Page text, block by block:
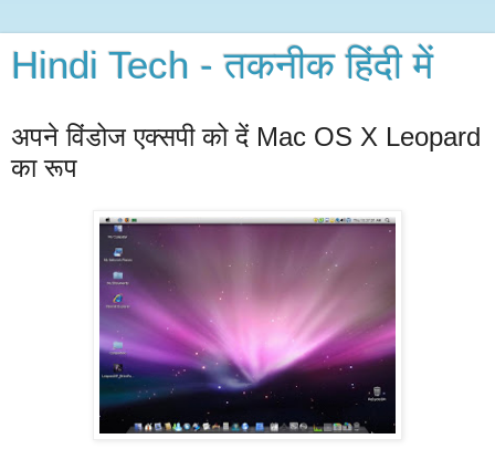
Hindi Tech - तकनीक हिंदी में
अपने विंडोज एक्सपी को दें Mac OS X Leopard
का रूप